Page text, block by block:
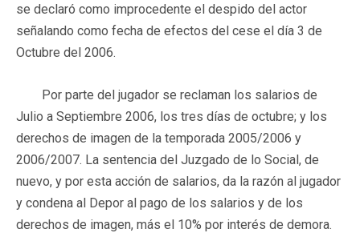
se declaró como improcedente el despido del actor
señalando como fecha de efectos del cese el día 3 de
Octubre del 2006.
Por parte del jugador se reclaman los salarios de
Julio a Septiembre 2006, los tres días de octubre; y los
derechos de imagen de la temporada 2005/2006 y
2006/2007. La sentencia del Juzgado de lo Social, de
nuevo, y por esta acción de salarios, da la razón al jugador
y condena al Depor al pago de los salarios y de los
derechos de imagen, más el 10% por interés de demora.